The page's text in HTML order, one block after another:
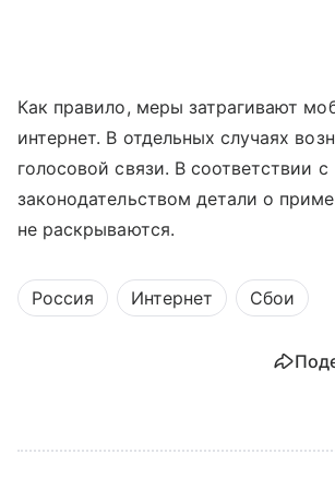
Как правило, меры затрагивают
интернет. В отдельных случаях
голосовой связи. В соответствии с
законодательством детали о
не раскрываются.
Россия Интернет Сбои